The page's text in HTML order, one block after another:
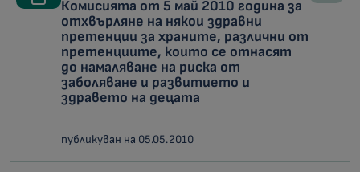
Комисията от 5 май 2010 година за
отхвърляне на някои здравни
претенции за храните, различни от
претенциите, които се отнасят
до намаляване на риска от
заболяване и развитието и
здравето на децата
публикуван на 05.05.2010